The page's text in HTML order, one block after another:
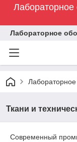
Лабораторное
Ткани и
Современный